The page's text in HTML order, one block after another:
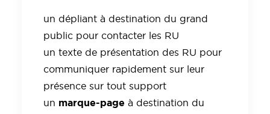
un dépliant à destination du grand
public pour contacter les RU
un texte de présentation des RU pour
communiquer rapidement sur leur
présence sur tout support
un marque-page à destination du